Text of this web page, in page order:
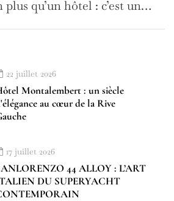
qu’un hôtel : c’est un…
22 juillet 2026
Montalembert : un siècle
au cœur de la Rive
17 juillet 2026
44 ALLOY : L’ART
DU SUPERYACHT
MAGAZINE GROUP
RIVIERA